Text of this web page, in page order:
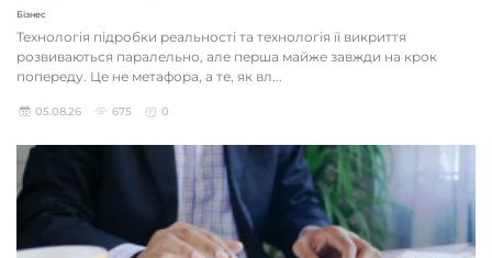
Бізнес
Технологія підробки реальності та технологія її викриття
розвиваються паралельно, але перша майже завжди на крок
попереду. Це не метафора, а те, як вл...
05.08.26 675 0